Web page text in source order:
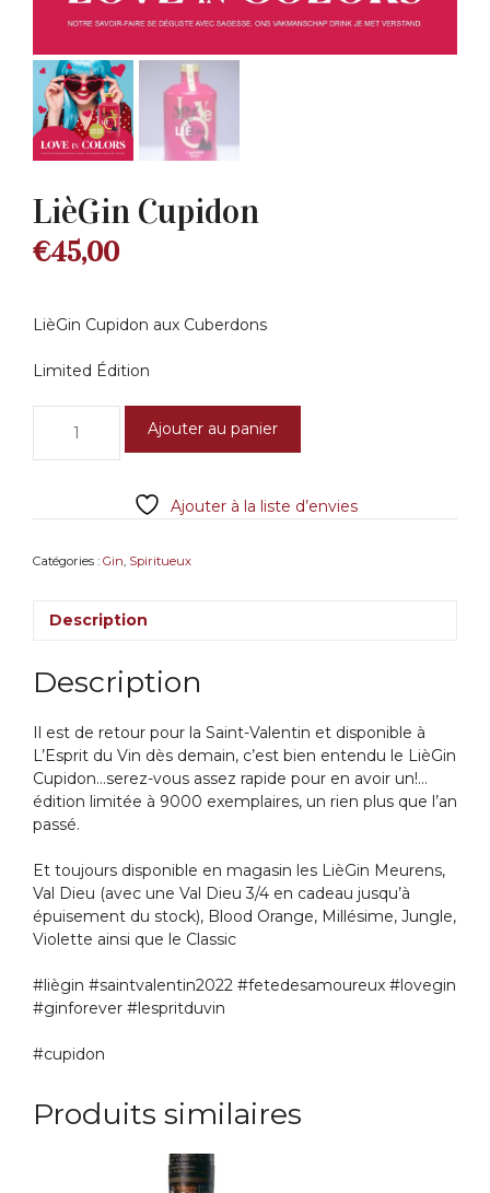
LièGin Cupidon
€45,00
LièGin Cupidon aux Cuberdons
Limited Édition
LièGin
Ajouter au panier
Ajouter à la liste d’envies
Catégories : Gin Spiritueux
Description
Description
Il est de retour pour la Saint-Valentin et disponible à
L’Esprit du Vin dès demain, c’est bien entendu le LièGin
Cupidon…serez-vous assez rapide pour en avoir un!…
édition limitée à 9000 exemplaires, un rien plus que l’an
passé.
Et toujours disponible en magasin les LièGin Meurens,
Val Dieu (avec une Val Dieu 3/4 en cadeau jusqu’à
épuisement du stock), Blood Orange, Millésime, Jungle,
Violette ainsi que le Classic
#liègin #saintvalentin2022 #fetedesamoureux #lovegin
#ginforever #lespritduvin
#cupidon
Produits similaires